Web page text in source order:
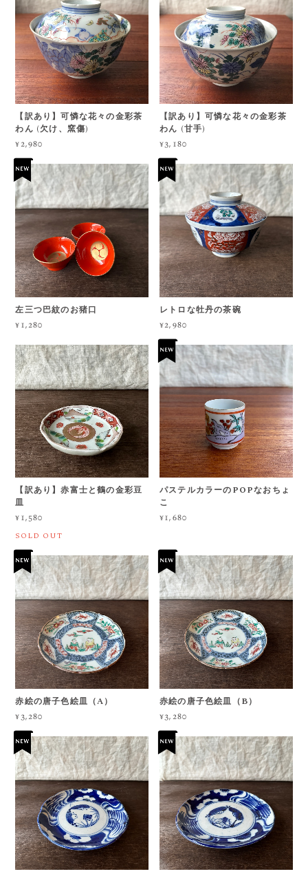
【訳あり】可憐な花々の金彩茶
わん (欠け、窯傷)
¥2,980
【訳あり】可憐な花々の金彩茶
わん (甘手)
¥3,180
左三つ巴紋のお猪口
¥1,280
レトロな牡丹の茶碗
¥2,980
【訳あり】赤富士と鶴の金彩豆
皿
¥1,580
SOLD OUT
パステルカラーのPOPなおちょ
こ
¥1,680
赤絵の唐子色絵皿（A）
¥3,280
赤絵の唐子色絵皿（B）
¥3,280